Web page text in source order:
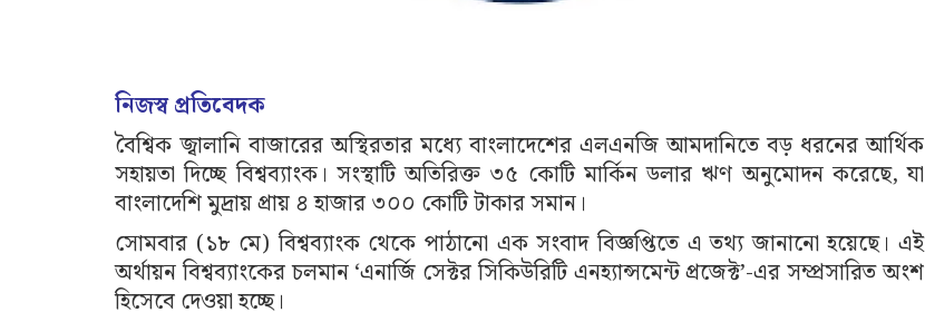
নিজস্ব প্রতিবেদক
বৈশ্বিক জ্বালানি বাজারের অস্থিরতার মধ্যে বাংলাদেশের এলএনজি আমদানিতে বড় ধরনের আর্থিক
সহায়তা দিচ্ছে বিশ্বব্যাংক। সংস্থাটি অতিরিক্ত ৩৫ কোটি মার্কিন ডলার ঋণ অনুমোদন করেছে, যা
বাংলাদেশি মুদ্রায় প্রায় ৪ হাজার ৩০০ কোটি টাকার সমান।
সোমবার (১৮ মে) বিশ্বব্যাংক থেকে পাঠানো এক সংবাদ বিজ্ঞপ্তিতে এ তথ্য জানানো হয়েছে। এই
অর্থায়ন বিশ্বব্যাংকের চলমান ‘এনার্জি সেক্টর সিকিউরিটি এনহ্যান্সমেন্ট প্রজেক্ট’-এর সম্প্রসারিত অংশ
হিসেবে দেওয়া হচ্ছে।